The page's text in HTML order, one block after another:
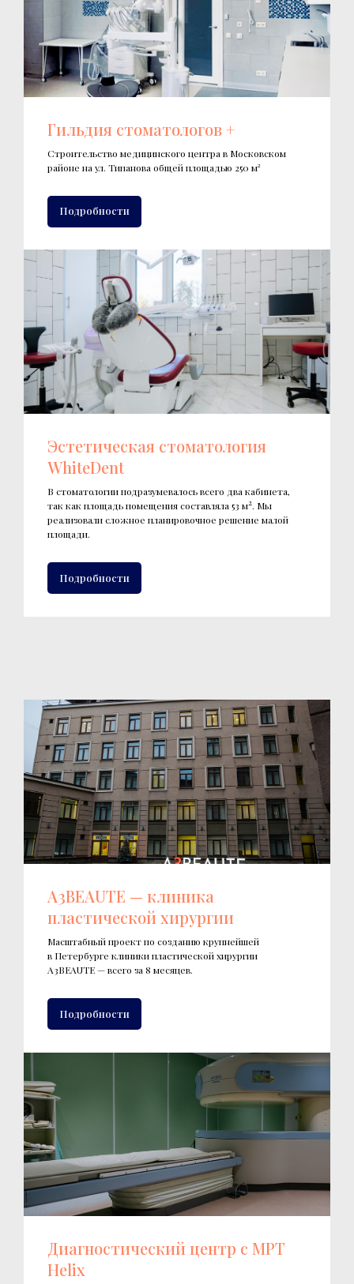
Гильдия стоматологов +
Строительство медицинского центра в Московском
районе на ул. Типанова общей площадью 250 м²
Подробности
Эстетическая стоматология
WhiteDent
В стоматологии подразумевалось всего два кабинета,
так как площадь помещения составляла 53 м2. Мы
реализовали сложное планировочное решение малой
площади.
Подробности
A3BEAUTE — клиника
пластической хирургии
Масштабный проект по созданию крупнейшей
в Петербурге клиники пластической хирургии
A3BEAUTE — всего за 8 месяцев.
Подробности
Диагностический центр с МРТ
Helix